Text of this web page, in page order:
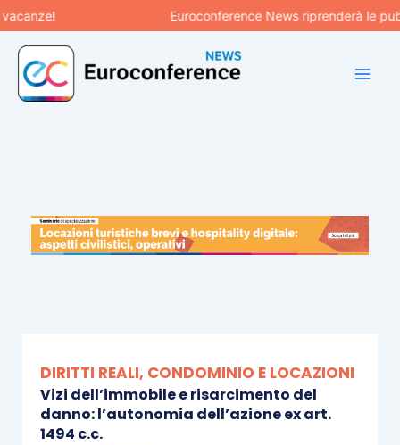
Vai
al
contenuto
Euroconference News riprenderà le
DIRITTI REALI, CONDOMINIO E LOCAZIONI
Vizi dell’immobile e risarcimento del
danno: l’autonomia dell’azione ex art.
1494 c.c.